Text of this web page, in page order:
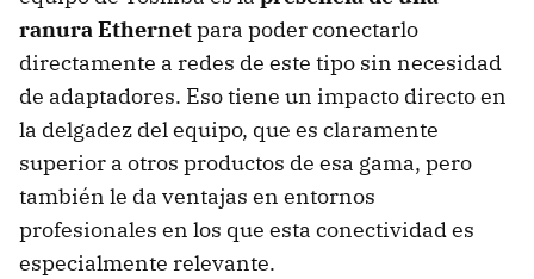
ranura Ethernetpara poder conectarlo
directamente a redes de este tipo sin necesidad
de adaptadores. Eso tiene un impacto directo en
la delgadez del equipo, que es claramente
superior a otros productos de esa gama, pero
también le da ventajas en entornos
profesionales en los que esta conectividad es
especialmente relevante.